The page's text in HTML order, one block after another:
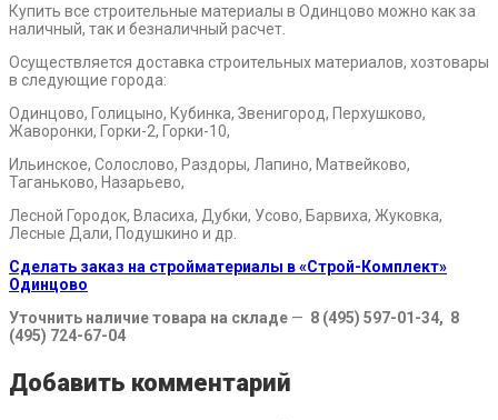
Купить все строительные материалы в Одинцово можно как за
наличный, так и безналичный расчет.
Осуществляется доставка строительных материалов, хозтовары
в следующие города:
Одинцово, Голицыно, Кубинка, Звенигород, Перхушково,
Жаворонки, Горки-2, Горки-10,
Ильинское, Солослово, Раздоры, Лапино, Матвейково,
Таганьково, Назарьево,
Лесной Городок, Власиха, Дубки, Усово, Барвиха, Жуковка,
Лесные Дали, Подушкино и др.
Сделать заказ на стройматериалы в «Строй-Комплект»
Одинцово
Уточнить наличие товара на складе — 8 (495) 597-01-34, 8
(495) 724-67-04
Добавить комментарий